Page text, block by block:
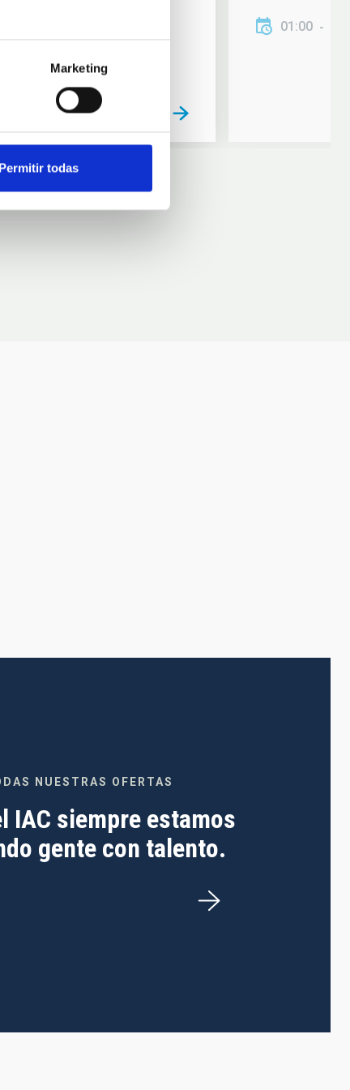
Marketing
Permitir todas
01:00
NUESTRAS OFERTAS
IAC siempre estamos
gente con talento.